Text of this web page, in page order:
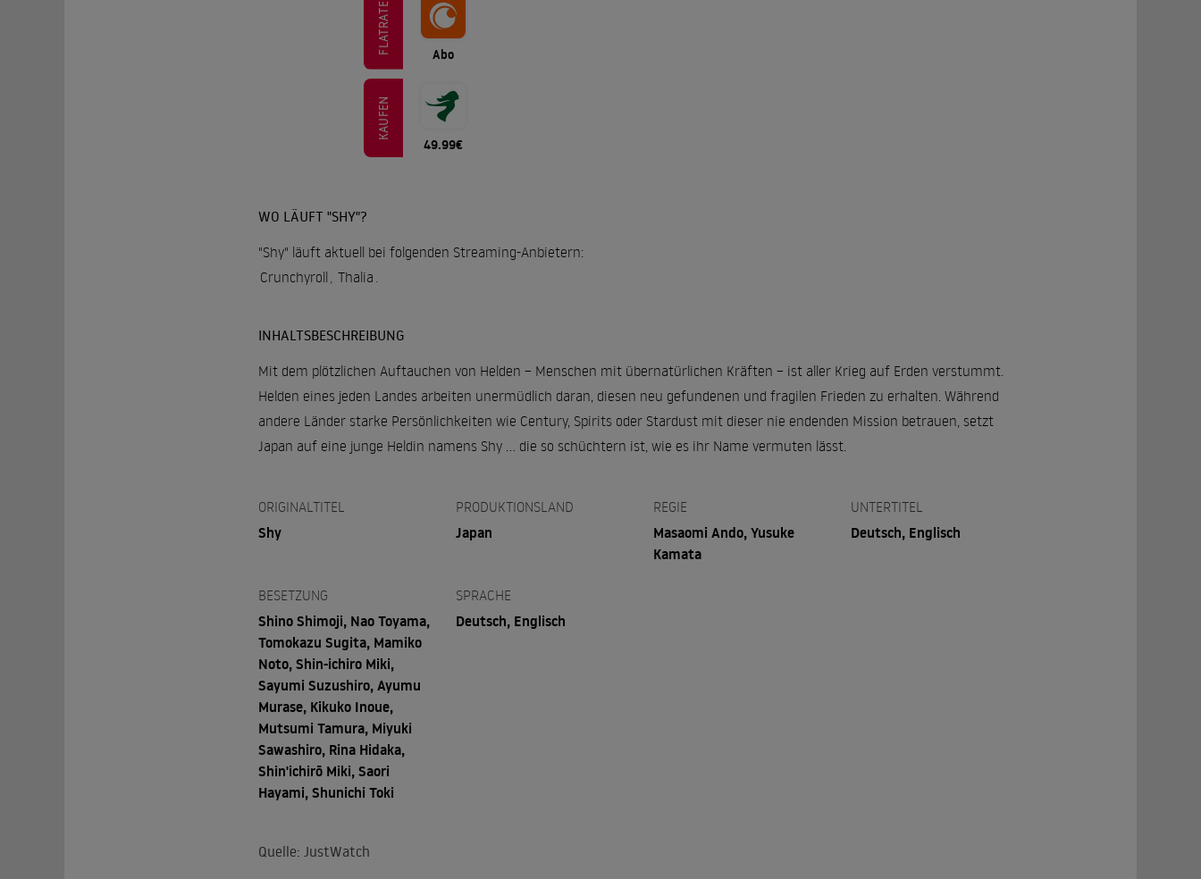
FLATRATE Abo
KAUFEN
49.99€
WO LÄUFT "SHY"?
"Shy" läuft aktuell bei folgenden Streaming-Anbietern:
Crunchyroll Thalia
INHALTSBESCHREIBUNG
Mit dem plötzlichen Auftauchen von Helden – Menschen mit übernatürlichen Kräften – ist aller Krieg auf Erden verstummt.
Helden eines jeden Landes arbeiten unermüdlich daran, diesen neu gefundenen und fragilen Frieden zu erhalten. Während
andere Länder starke Persönlichkeiten wie Century, Spirits oder Stardust mit dieser nie endenden Mission betrauen, setzt
Japan auf eine junge Heldin namens Shy … die so schüchtern ist, wie es ihr Name vermuten lässt.
ORIGINALTITEL
Shy
PRODUKTIONSLAND
Japan
REGIE
Masaomi Ando, Yusuke
Kamata
UNTERTITEL
Deutsch, Englisch
BESETZUNG
Shino Shimoji, Nao Toyama,
Tomokazu Sugita, Mamiko
Noto, Shin-ichiro Miki,
Sayumi Suzushiro, Ayumu
Murase, Kikuko Inoue,
Mutsumi Tamura, Miyuki
Sawashiro, Rina Hidaka,
Shin'ichirō Miki, Saori
Hayami, Shunichi Toki
SPRACHE
Deutsch, Englisch
Quelle: JustWatch